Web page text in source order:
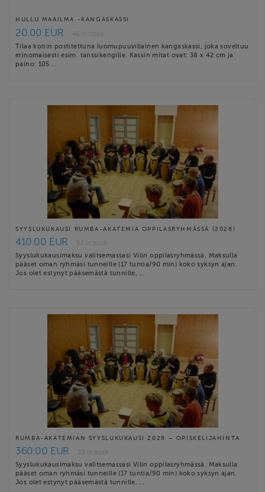
HULLU MAAILMA -KANGASKASSI
20.00 EUR
46 in stock
Tilaa kotiin postitettuna luomupuuvillainen kangaskassi, joka soveltuu
erinomaisesti esim. tanssikengille. Kassin mitat ovat: 38 x 42 cm ja
paino: 105 …
SYYSLUKUKAUSI RUMBA-AKATEMIA OPPILASRYHMÄSSÄ (2026)
410.00 EUR
92 in stock
Syyslukukausimaksu valitsemassasi Vilin oppilasryhmässä. Maksulla
pääset oman ryhmäsi tunneille (17 tuntia/90 min) koko syksyn ajan.
Jos olet estynyt pääsemästä tunnille, …
RUMBA-AKATEMIAN SYYSLUKUKAUSI 2026 – OPISKELIJAHINTA
360.00 EUR
85 in stock
Syyslukukausimaksu valitsemassasi Vilin oppilasryhmässä. Maksulla
pääset oman ryhmäsi tunneille (17 tuntia/90 min) koko syksyn ajan.
Jos olet estynyt pääsemästä tunnille, …